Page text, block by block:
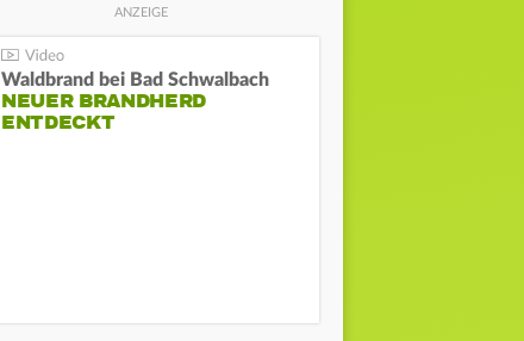
Waldbrand bei Bad Schwalbach
NEUER BRANDHERD
ENTDECKT